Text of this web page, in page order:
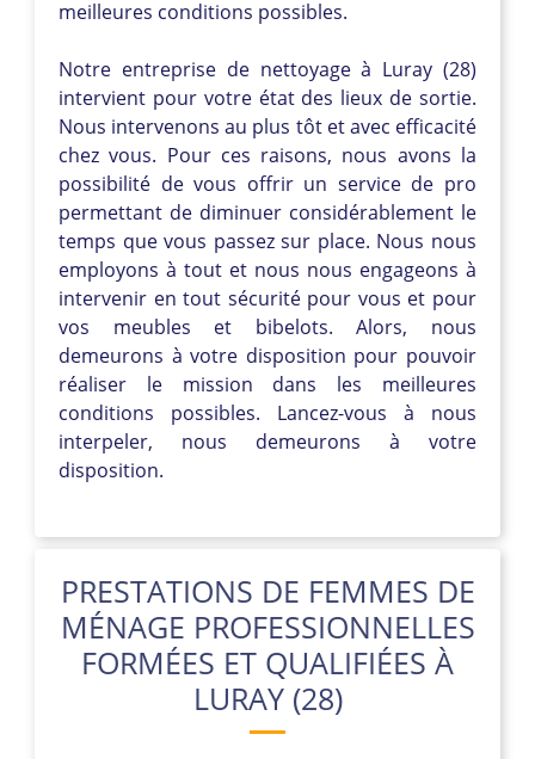
meilleures conditions possibles.
Notre entreprise de nettoyage à Luray (28)
intervient pour votre état des lieux de sortie.
Nous intervenons au plus tôt et avec efficacité
chez vous. Pour ces raisons, nous avons la
possibilité de vous offrir un service de pro
permettant de diminuer considérablement le
temps que vous passez sur place. Nous nous
employons à tout et nous nous engageons à
intervenir en tout sécurité pour vous et pour
vos meubles et bibelots. Alors, nous
demeurons à votre disposition pour pouvoir
réaliser le mission dans les meilleures
conditions possibles. Lancez-vous à nous
interpeler, nous demeurons à votre
disposition.
PRESTATIONS DE FEMMES DE
MÉNAGE PROFESSIONNELLES
FORMÉES ET QUALIFIÉES À
LURAY (28)